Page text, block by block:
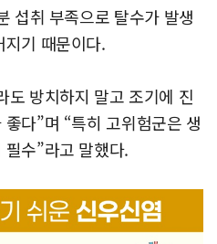
섭취 부족으로 탈수가 발생
기 때문이다.
도 방치하지 말고 조기에 진
다”며 “특히 고위험군은 생
수”라고 말했다.